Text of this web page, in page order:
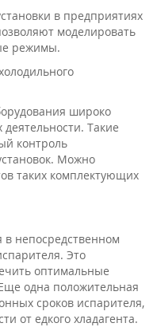
в предприятиях
моделировать
режимы.
широко
Такие
контроль
Можно
таких комплектующих
в непосредственном
Это
оптимальные
одна положительная
сроков испарителя,
от едкого хладагента.